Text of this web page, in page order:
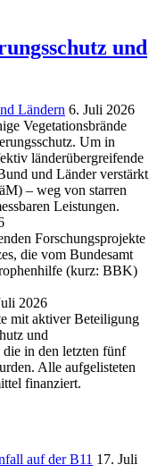
und
Ländern 6. Juli 2026
Vegetationsbrände
Um in
länderübergreifende
und Länder verstärkt
– weg von starren
Leistungen.
Forschungsprojekte
die vom Bundesamt
(kurz: BBK)
2026
mit aktiver Beteiligung
und
in den letzten fünf
Alle aufgelisteten
finanziert.
auf der B11 17. Juli